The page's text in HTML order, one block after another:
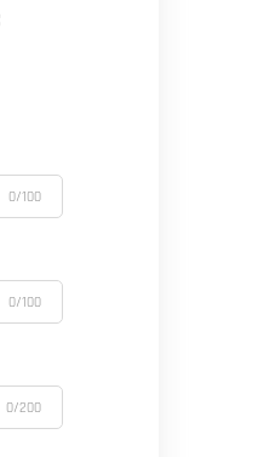
0/100
0/100
0/200